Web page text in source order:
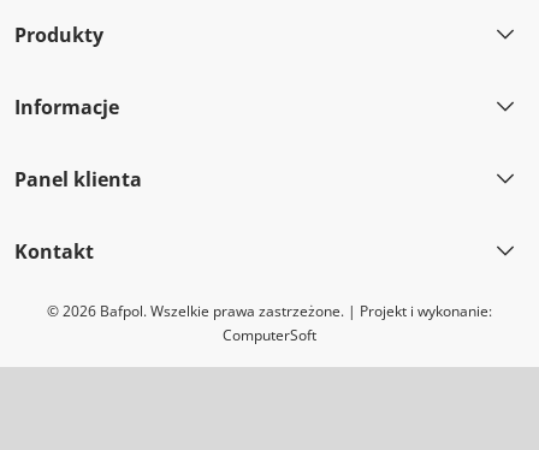
Produkty
Informacje
Panel klienta
Kontakt
© 2026 Bafpol. Wszelkie prawa zastrzeżone. | Projekt i wykonanie:
ComputerSoft